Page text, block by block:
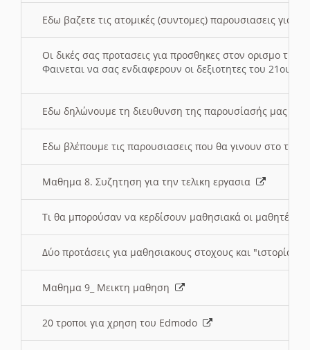
Εδω βαζετε τις ατομικές (συντομες) παρουσιασεις για
Οι δικές σας προτασεις για προσθηκες στον ορισμο
Φαινεται να σας ενδιαφερουν οι δεξιοτητες του 21ου
Εδω δηλώνουμε τη διευθυνση της παρουσίασής μας
Εδω βλέπουμε τις παρουσιασεις που θα γινουν στο
Μαθημα 8. Συζητηση για την τελικη εργασια
Τι θα μπορούσαν να κερδίσουν μαθησιακά οι μαθητές/
Δύο προτάσεις για μαθησιακους στοχους και "ιστορία"
Μαθημα 9_ Μεικτη μαθηση
20 τροποι για χρηση του Edmodo